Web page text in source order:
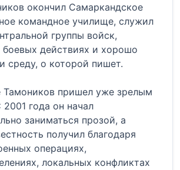
окончил Самаркандское
командное училище, служил
группы войск,
боевых действиях и хорошо
среду, о которой пишет.
Тамоников пришел уже зрелым
года он начал
заниматься прозой, а
получил благодаря
операциях,
локальных конфликтах